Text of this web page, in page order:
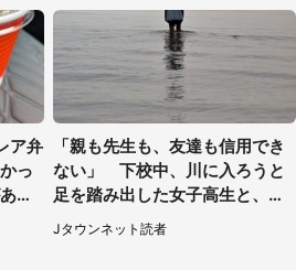
ア弁
っ
っ
「親も先生も、友達も信用でき
ない」 下校中、川に入ろうと
足を踏み出した女子高生と、彼
女を止めた予想外の存在
Jタウンネット読者